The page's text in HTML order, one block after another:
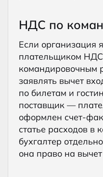
НДС по
Если организация
плательщиком
командировочным
заявлять вычет
по билетам и
поставщик —
оформлен счет-
статье расходов в
бухгалтер
она право на